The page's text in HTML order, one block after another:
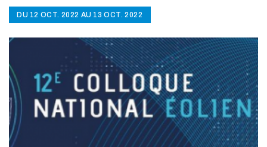
DU 12 OCT. 2022 AU 13 OCT. 2022